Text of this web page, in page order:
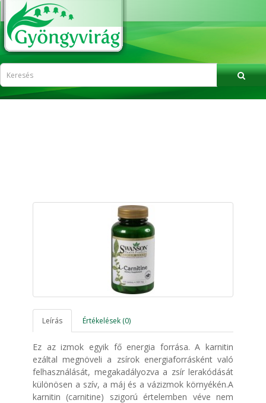
Leírás Értékelések (0)
Ez az izmok egyik fő energia forrása. A karnitin
ezáltal megnöveli a zsírok energiaforrásként való
felhasználását, megakadályozva a zsír lerakódását
különösen a szív, a máj és a vázizmok környékén.A
karnitin (carnitine) szigorú értelemben véve nem